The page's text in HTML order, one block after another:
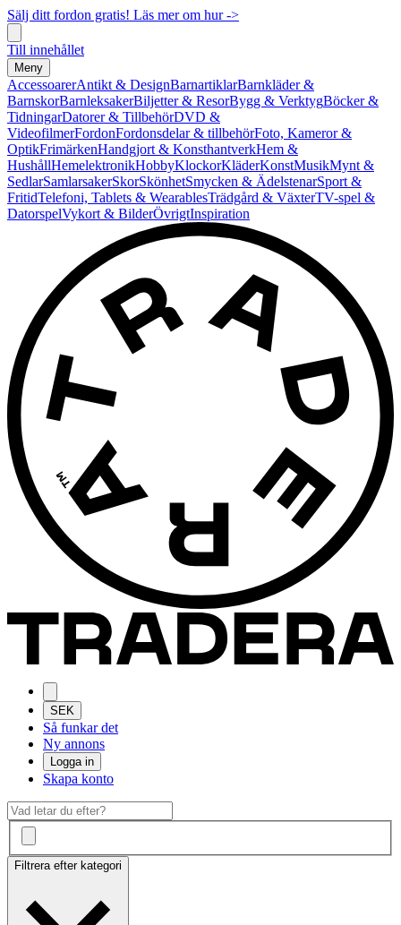
Sälj ditt fordon gratis! Läs mer om hur ->
Till innehållet
Meny
AccessoarerAntikt & DesignBarnartiklarBarnkläder &
BarnskorBarnleksakerBiljetter & ResorBygg & VerktygBöcker &
TidningarDatorer & TillbehörDVD &
VideofilmerFordonFordonsdelar & tillbehörFoto, Kameror &
OptikFrimärkenHandgjort & KonsthantverkHem &
HushållHemelektronikHobbyKlockorKläderKonstMusikMynt &
SedlarSamlarsakerSkorSkönhetSmycken & ÄdelstenarSport &
FritidTelefoni, Tablets & WearablesTrädgård & VäxterTV-spel &
DatorspelVykort & BilderÖvrigtInspiration
SEK
Så funkar det
Ny annons
Logga in
Skapa konto
Filtrera efter kategori